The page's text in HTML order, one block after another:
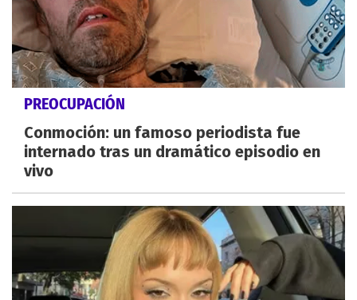
PREOCUPACIÓN
Conmoción: un famoso periodista fue
internado tras un dramático episodio en
vivo